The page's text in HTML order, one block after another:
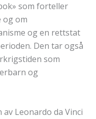
som forteller
og om
og en rettstat
Den tar også
som
og
Leonardo da Vinci